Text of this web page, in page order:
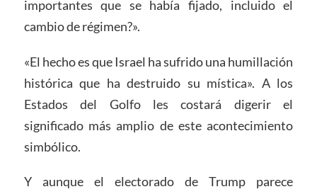
importantes que se había fijado, incluido el
cambio de régimen?».
«El hecho es que Israel ha sufrido una humillación
histórica que ha destruido su mística». A los
Estados del Golfo les costará digerir el
significado más amplio de este acontecimiento
simbólico.
Y aunque el electorado de Trump parece